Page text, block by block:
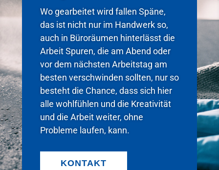
Wo gearbeitet wird fallen Späne,
das ist nicht nur im Handwerk so,
auch in Büroräumen hinterlässt die
Arbeit Spuren, die am Abend oder
vor dem nächsten Arbeitstag am
besten verschwinden sollten, nur so
besteht die Chance, dass sich hier
alle wohlfühlen und die Kreativität
und die Arbeit weiter, ohne
Probleme laufen, kann.
KONTAKT